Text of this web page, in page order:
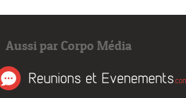
Aussi par Corpo Média